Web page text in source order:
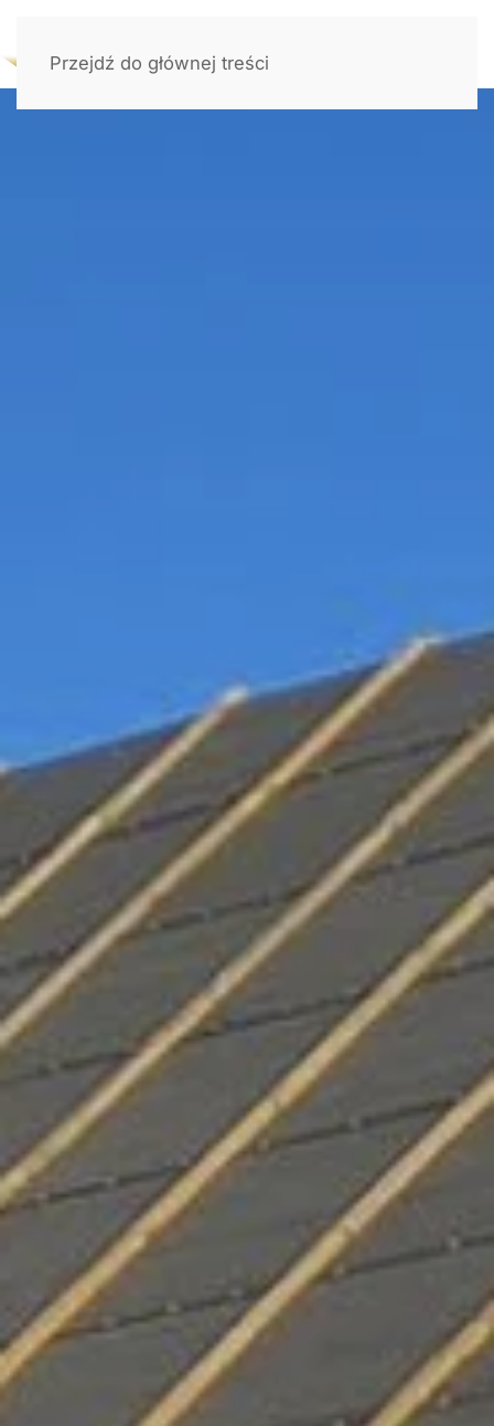
Przejdź do głównej treści